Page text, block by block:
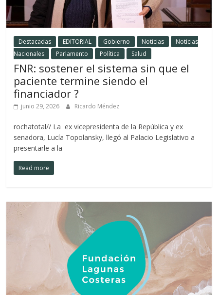
Destacadas EDITORIAL Gobierno Noticias
Noticias
Nacionales
Parlamento Política Salud
FNR: sostener el sistema sin que el
paciente termine siendo el
financiador ?
junio 29, 2026 Ricardo Méndez
rochatotal// La ex vicepresidenta de la República y ex
senadora, Lucía Topolansky, llegó al Palacio Legislativo a
presentarle a la
Read more